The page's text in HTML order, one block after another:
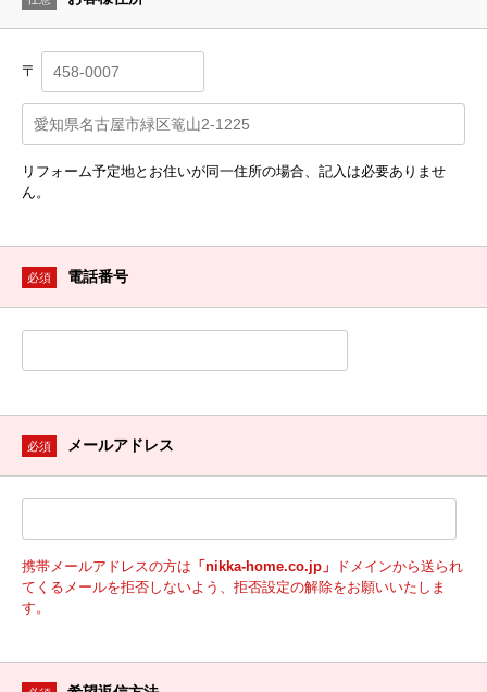
〒
リフォーム予定地とお住いが同一住所の場合、記入は必要ありませ
ん。
必須 電話番号
必須 メールアドレス
携帯メールアドレスの方は 「nikka-home.co.jp」
ドメインから送られ
てくるメールを拒否しないよう、拒否設定の解除をお願いいたしま
す。